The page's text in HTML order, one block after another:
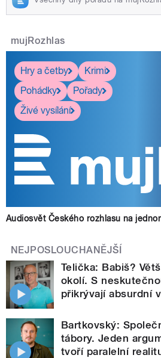
mujRozhlas
Hry a četby
Krimi
Pohádky
Pořady
Živé vysílání
Audiosvět Českého rozhlasu na
NEJPOSLOUCHANĚJŠÍ
Telička: Babiš?
okolí. S
přikrývají absurdní
Bartkovský:
tábory. Jeden
tvoří paralelní